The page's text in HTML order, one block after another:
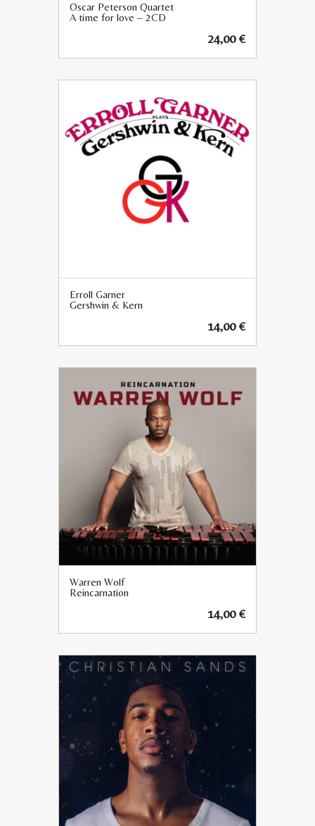
Oscar Peterson Quartet
A time for love – 2CD
24,00€
Erroll Garner
Gershwin & Kern
14,00€
Warren Wolf
Reincarnation
14,00€